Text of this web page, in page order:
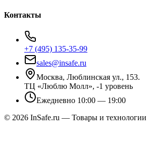
Контакты
+7 (495) 135-35-99
sales@insafe.ru
Москва, Люблинская ул., 153.
ТЦ «Люблю Молл», -1 уровень
Ежедневно 10:00 — 19:00
© 2026 InSafe.ru — Товары и технологии